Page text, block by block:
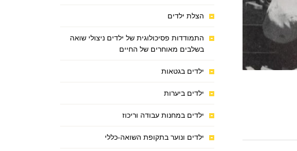
הצלת ילדים
התמודדות פסיכולוגית של ילדים ניצולי שואה
בשלבים מאוחרים של החיים
ילדים בגטאות
ילדים ביערות
ילדים במחנות עבודה וריכוז
ילדים ונוער בתקופת השואה-כללי